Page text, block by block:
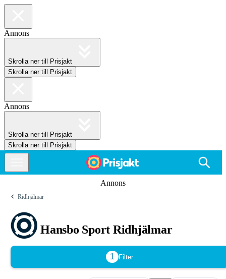
Annons
Skrolla ner till Prisjakt
Skrolla ner till Prisjakt
Annons
Skrolla ner till Prisjakt
Skrolla ner till Prisjakt
Annons
Ridhjälmar
Hansbo Sport Ridhjälmar
1 Filter